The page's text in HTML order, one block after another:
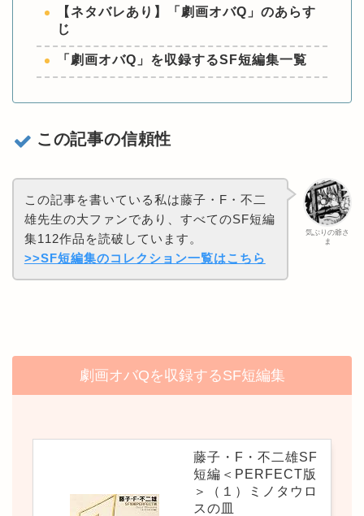
【ネタバレあり】「劇画オバQ」のあらす
じ
「劇画オバQ」を収録するSF短編集一覧
この記事の信頼性
気ぶりの爺さ
ま
この記事を書いている私は藤子・F・不二
雄先生の大ファンであり、すべてのSF短編
集112作品を読破しています。
>>SF短編集のコレクション一覧はこちら
劇画オバQを収録するSF短編集
藤子・F・不二雄SF
短編＜PERFECT版
＞（１）ミノタウロ
スの皿